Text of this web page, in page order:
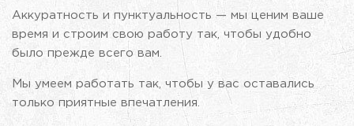
Аккуратность и пунктуальность — мы ценим ваше
время и строим свою работу так, чтобы удобно
было прежде всего вам.
Мы умеем работать так, чтобы у вас оставались
только приятные впечатления.